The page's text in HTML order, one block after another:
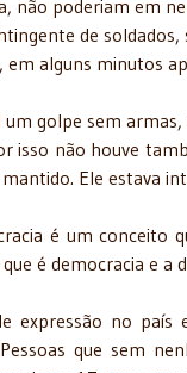
não poderiam em
de
alguns minutos
golpe sem
isso não houve
Ele estava
é um conceito
é democracia e a
expressão no país
que sem